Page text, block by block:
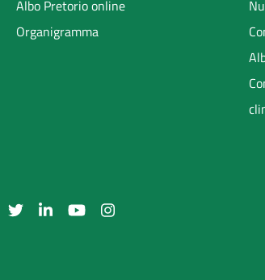
Albo Pretorio online
Organigramma